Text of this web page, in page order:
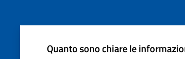
Quanto sono chiare le